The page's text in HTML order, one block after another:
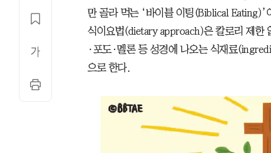
만 골라 먹는 ‘바이블 이팅(Biblical
식이요법(dietary approach)은 칼로리 제한
·포도·멜론 등 성경에 나오는 식재료
으로 한다.